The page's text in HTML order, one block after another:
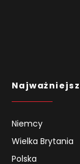
Niemcy
Wielka Brytania
Polska